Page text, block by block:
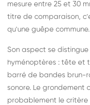
mesure entre 25 et 30
titre de comparaison,
qu'une guêpe commune.
Son aspect se
hyménoptères : tête et
barré de bandes brun-
sonore. Le grondement
probablement le critère